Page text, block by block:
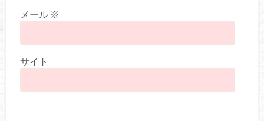
メール ※
サイト